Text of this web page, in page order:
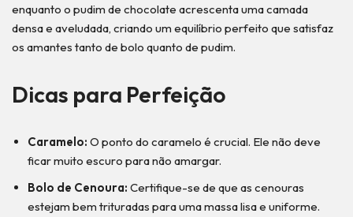
enquanto o pudim de chocolate acrescenta uma camada
densa e aveludada, criando um equilíbrio perfeito que satisfaz
os amantes tanto de bolo quanto de pudim.
Dicas para Perfeição
Caramelo: O ponto do caramelo é crucial. Ele não deve
ficar muito escuro para não amargar.
Bolo de Cenoura: Certifique-se de que as cenouras
estejam bem trituradas para uma massa lisa e uniforme.